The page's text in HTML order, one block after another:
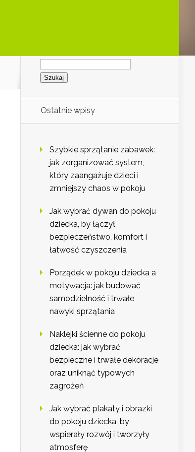
Szukaj:
Ostatnie wpisy
Szybkie sprzątanie zabawek:
jak zorganizować system,
który zaangażuje dzieci i
zmniejszy chaos w pokoju
Jak wybrać dywan do pokoju
dziecka, by łączył
bezpieczeństwo, komfort i
łatwość czyszczenia
Porządek w pokoju dziecka a
motywacja: jak budować
samodzielność i trwałe
nawyki sprzątania
Naklejki ścienne do pokoju
dziecka: jak wybrać
bezpieczne i trwałe dekoracje
oraz uniknąć typowych
zagrożeń
Jak wybrać plakaty i obrazki
do pokoju dziecka, by
wspierały rozwój i tworzyły
atmosferę